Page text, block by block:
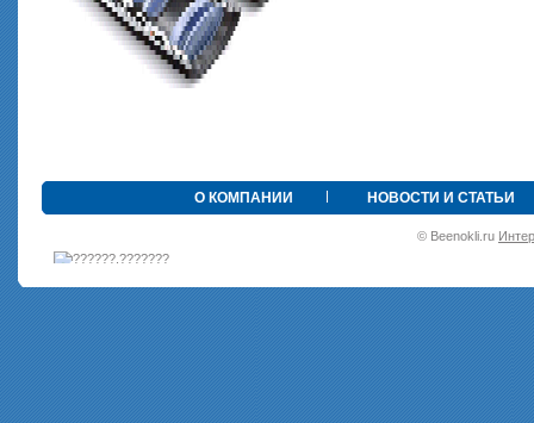
О КОМПАНИИ НОВОСТИ И СТАТЬИ
© Beenokli.ru
•